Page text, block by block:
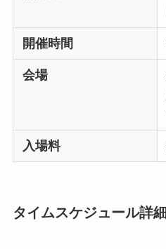
開催時間
会場
入場料
タイムスケジュール詳細